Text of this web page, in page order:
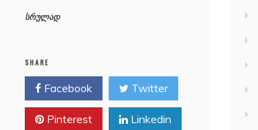
სრულად
SHARE
Facebook Twitter
Pinterest Linkedin